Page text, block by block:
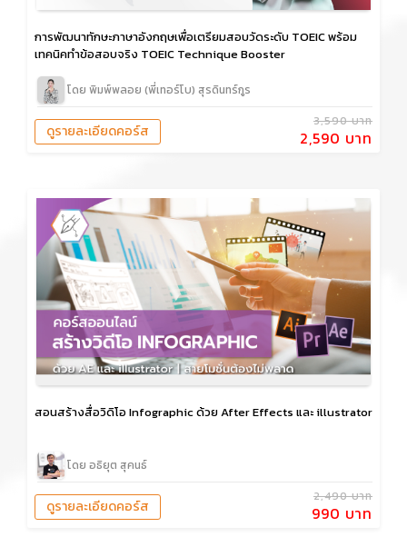
การพัฒนาทักษะภาษาอังกฤษเพื่อเตรียมสอบวัดระดับ TOEIC พร้อม
เทคนิคทำข้อสอบจริง TOEIC Technique Booster
โดย พิมพ์พลอย (พี่เทอร์โบ) สุรดินทร์กูร
3,590 บาท
2,590 บาท
ดูรายละเอียดคอร์ส
สอนสร้างสื่อวิดิโอ Infographic ด้วย After Effects และ illustrator
โดย อธิยุต สุคนธ์
2,490 บาท
990 บาท
ดูรายละเอียดคอร์ส